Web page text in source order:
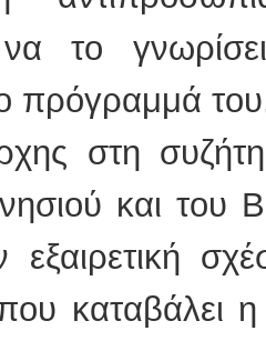
να το
πρόγραμμά
στη
και του
εξαιρετική
καταβάλει